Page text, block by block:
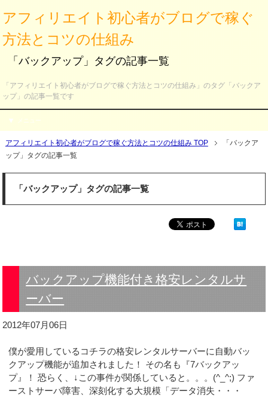
アフィリエイト初心者がブログで稼ぐ
方法とコツの仕組み
「バックアップ」タグの記事一覧
「アフィリエイト初心者がブログで稼ぐ方法とコツの仕組み」のタグ「バックア
ップ」の記事一覧です
メニュー
アフィリエイト初心者がブログで稼ぐ方法とコツの仕組み TOP
「バックア
ップ」タグの記事一覧
「バックアップ」タグの記事一覧
バックアップ機能付き格安レンタルサ
ーバー
2012年07月06日
僕が愛用しているコチラの格安レンタルサーバーに自動バッ
クアップ機能が追加されました！ その名も『7バックアッ
プ』！ 恐らく、↓この事件が関係していると。。。(^_^;) ファ
ーストサーバ障害、深刻化する大規模「データ消失・・・